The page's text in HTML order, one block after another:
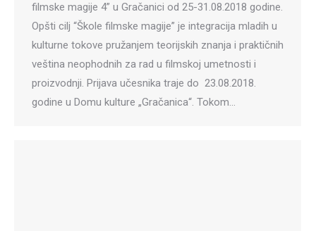
filmske magije 4” u Gračanici od 25-31.08.2018 godine.
Opšti cilj “Škole filmske magije” je integracija mladih u
kulturne tokove pružanjem teorijskih znanja i praktičnih
veština neophodnih za rad u filmskoj umetnosti i
proizvodnji. Prijava učesnika traje do 23.08.2018.
godine u Domu kulture „Gračanica“. Tokom…